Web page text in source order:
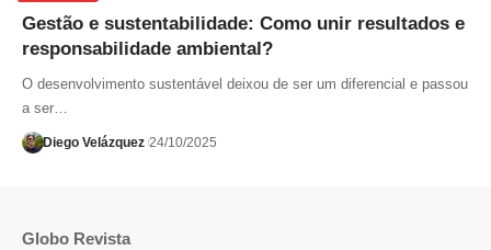
Gestão e sustentabilidade: Como unir resultados e
responsabilidade ambiental?
O desenvolvimento sustentável deixou de ser um diferencial e passou
a ser…
Diego Velázquez 24/10/2025
Globo Revista